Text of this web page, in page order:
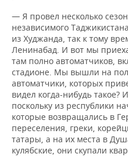
— Я провел несколько
независимого
из Худжанда, так к тому
Ленинабад. И вот мы
там полно автоматчиков,
стадионе. Мы вышли на
автоматчики, которых
видел когда-нибудь такое?
поскольку из республики
которые возвращались в
переселения, греки,
татары, а на их места в
кулябские, они скупали